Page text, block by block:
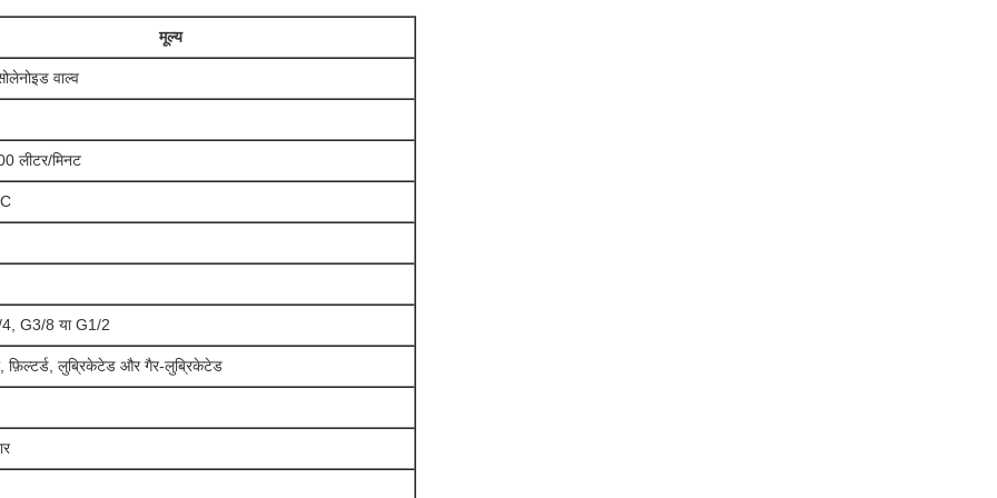
मूल्य
वाल्व
लीटर/मिनट
G3/8 या G1/2
फ़िल्टर्ड, लुब्रिकेटेड और गैर-लुब्रिकेटेड